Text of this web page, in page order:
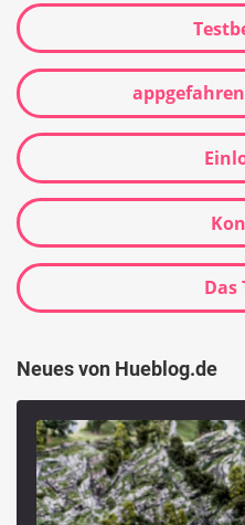
Das
Neues von Hueblog.de